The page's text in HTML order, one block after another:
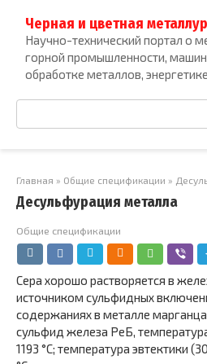
контенту
Черная и цветная
Научно-технический портал о
горной промышленности,
обработке металлов,
Поиск:
Главная » Общие спецификации »
Десульфурация металла
Общие спецификации
Сера хорошо растворяется в
источником суль­фидных
содержаниях в металле
сульфид железа РеБ,
1193 °С; температура эвтектики